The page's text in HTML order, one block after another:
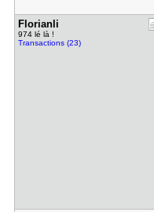
Florianli
974 lé là !
Transactions (23)